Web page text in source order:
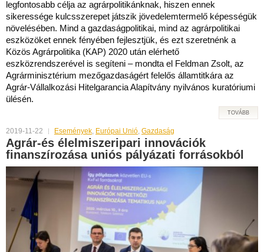
legfontosabb célja az agrárpolitikánknak, hiszen ennek
sikeressége kulcsszerepet játszik jövedelemtermelő képességük
növelésében. Mind a gazdaságpolitikai, mind az agrárpolitikai
eszközöket ennek fényében fejlesztjük, és ezt szeretnénk a
Közös Agrárpolitika (KAP) 2020 után elérhető
eszközrendszerével is segíteni – mondta el Feldman Zsolt, az
Agrárminisztérium mezőgazdaságért felelős államtitkára az
Agrár-Vállalkozási Hitelgarancia Alapítvány nyilvános kuratóriumi
ülésén.
TOVÁBB
2019-11-22 Események, Európai Unió, Gazdaság
Agrár-és élelmiszeripari innovációk
finanszírozása uniós pályázati forrásokból